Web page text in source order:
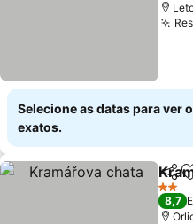
Selecione as datas para ver
exatos.
2
8,7